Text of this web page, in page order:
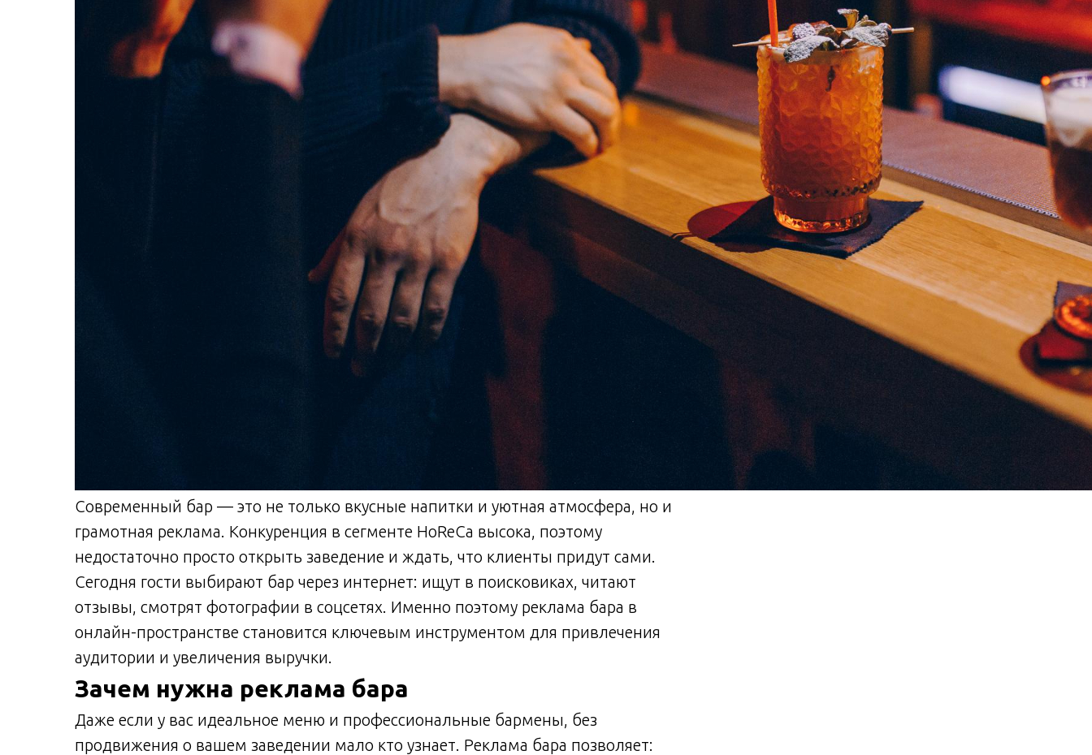
Современный бар — это не только вкусные напитки и уютная атмосфера, но и
грамотная реклама. Конкуренция в сегменте HoReCa высока, поэтому
недостаточно просто открыть заведение и ждать, что клиенты придут сами.
Сегодня гости выбирают бар через интернет: ищут в поисковиках, читают
отзывы, смотрят фотографии в соцсетях. Именно поэтому реклама бара в
онлайн-пространстве становится ключевым инструментом для привлечения
аудитории и увеличения выручки.
Зачем нужна реклама бара
Даже если у вас идеальное меню и профессиональные бармены, без
продвижения о вашем заведении мало кто узнает. Реклама бара позволяет: